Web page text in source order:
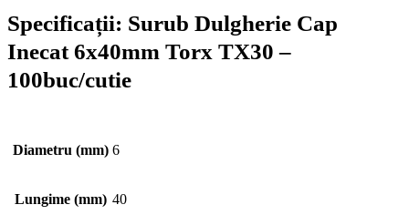
Specificații: Surub Dulgherie Cap
Inecat 6x40mm Torx TX30 –
100buc/cutie
Diametru (mm) 6
Lungime (mm) 40